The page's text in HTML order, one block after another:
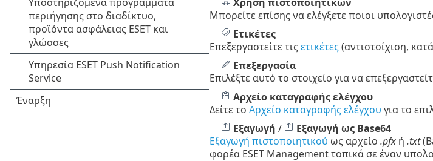
Μπορείτε επίσης να ελέγξετε ποιοι
Ετικέτες
Επεξεργαστείτε τιςετικέτες(αντιστοίχιση,
Επεξεργασία
Επιλέξτε αυτό το στοιχείο για να
Αρχείο καταγραφής ελέγχου
Δείτε το Αρχείο καταγραφής ελέγχου για το
Εξαγωγή /
Εξαγωγή ως Base64
Εξαγωγή πιστοποιητικού ως αρχείο .pfxή .txt
φορέα ESET Management τοπικά σε έναν